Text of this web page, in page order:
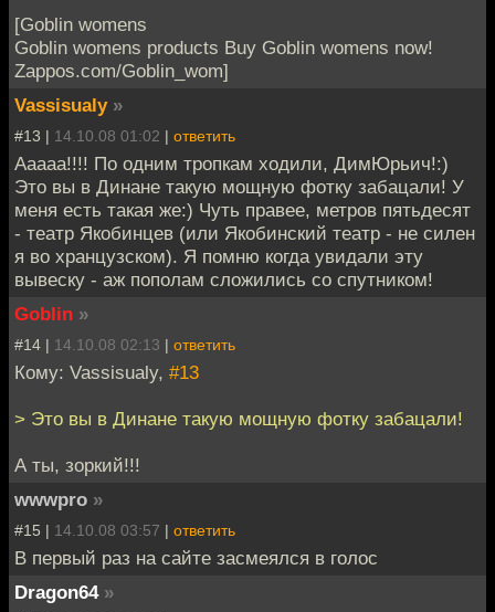
[Goblin womens
Goblin womens products Buy Goblin womens now!
Zappos.com/Goblin_wom]
Vassisualy »
#13 | 14.10.08 01:02 | ответить
Ааааа!!!! По одним тропкам ходили, ДимЮрьич!:)
Это вы в Динане такую мощную фотку забацали! У
меня есть такая же:) Чуть правее, метров пятьдесят
- театр Якобинцев (или Якобинский театр - не силен
я во хранцузском). Я помню когда увидали эту
вывеску - аж пополам сложились со спутником!
Goblin »
#14 | 14.10.08 02:13 | ответить
Кому: Vassisualy, #13
> Это вы в Динане такую мощную фотку забацали!
А ты, зоркий!!!
wwwpro »
#15 | 14.10.08 03:57 | ответить
В первый раз на сайте засмеялся в голос
Dragon64 »